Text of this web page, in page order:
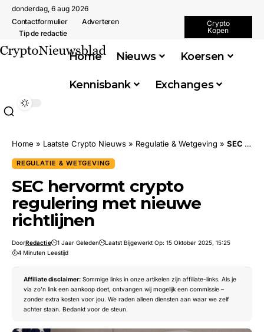
donderdag, 6 aug 2026
Contactformulier
Adverteren
Tip de redactie
Crypto
Kopen
Home Nieuws Koersen
Kennisbank Exchanges
Home » Laatste Crypto Nieuws » Regulatie & Wetgeving » SEC hervormt crypto regulering met nieuwe richtlijnen
REGULATIE & WETGEVING
SEC hervormt crypto
regulering met nieuwe
richtlijnen
DoorRedactie 1 Jaar Geleden
Laatst Bijgewerkt Op: 15 Oktober 2025, 15:25
4 Minuten Leestijd
Affiliate disclaimer: Sommige links in onze artikelen zijn affiliate-links. Als je
via zo’n link een aankoop doet, ontvangen wij mogelijk een commissie –
zonder extra kosten voor jou. We raden alleen diensten aan waar we zelf
achter staan. Bedankt voor de steun.